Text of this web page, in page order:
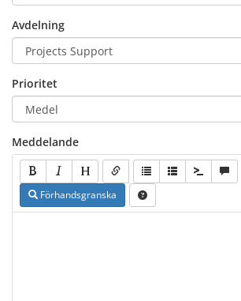
Avdelning
Prioritet
Meddelande
Förhandsgranska